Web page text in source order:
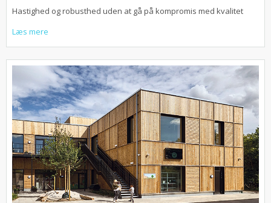
Hastighed og robusthed uden at gå på kompromis med kvalitet
Læs mere